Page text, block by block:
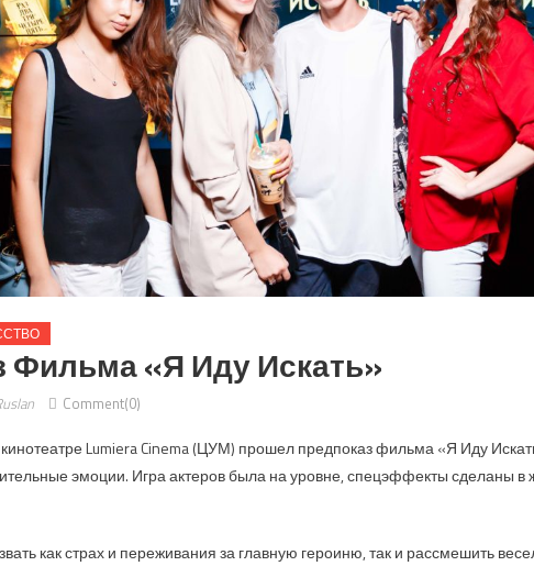
Фильма «Я Иду Искать»
Comment(0)
кинотеатре Lumiera Cinema (ЦУМ) прошел предпоказ фильма «Я Иду
эмоции. Игра актеров была на уровне, спецэффекты сделаны
как страх и переживания за главную героиню, так и рассмешить